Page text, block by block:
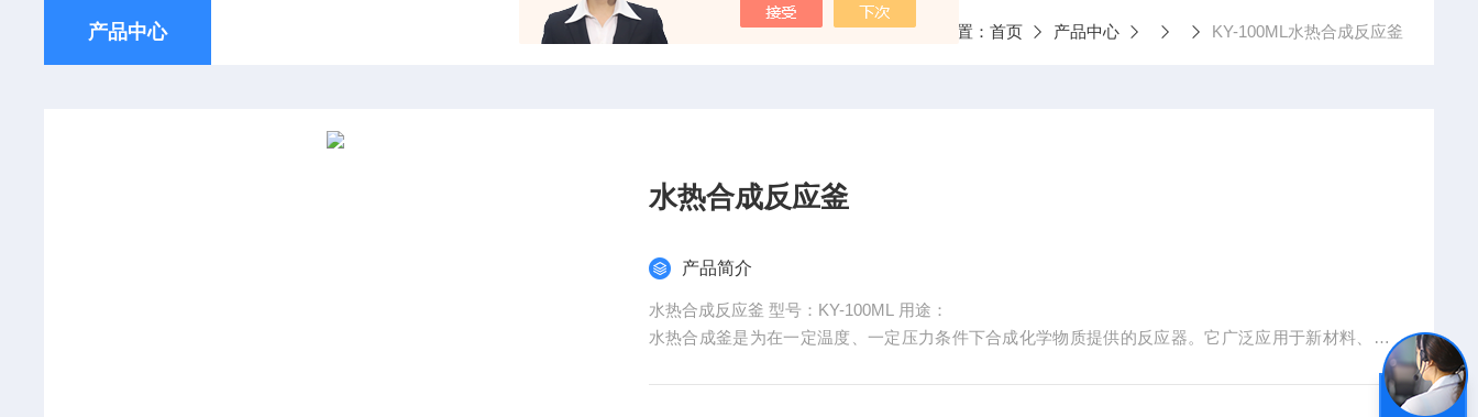
产品中心 当前位置： 首页 产品中心 KY-100ML水热合成反应釜
水热合成反应釜
产品简介
水热合成反应釜 型号：KY-100ML 用途：
水热合成釜是为在一定温度、一定压力条件下合成化学物质提供的反应器。它广泛应用于新材料、能